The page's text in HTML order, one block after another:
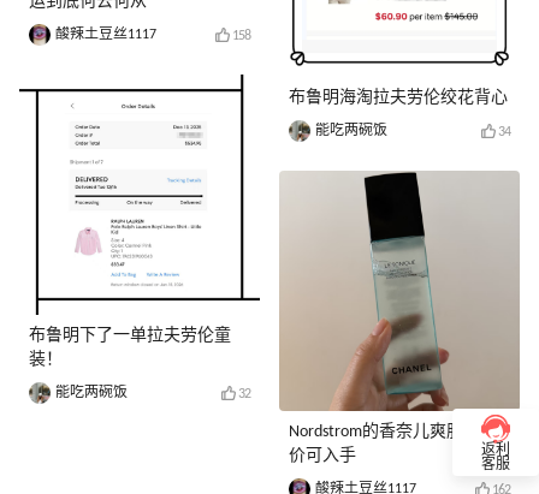
酸辣土豆丝1117 158
布鲁明下了一单拉夫劳伦童
装！
能吃两碗饭 32
布鲁明海淘拉夫劳伦绞花背心
能吃两碗饭 34
Nordstrom的香奈儿爽肤水好
价可入手
酸辣土豆丝1117 162
返利
客服